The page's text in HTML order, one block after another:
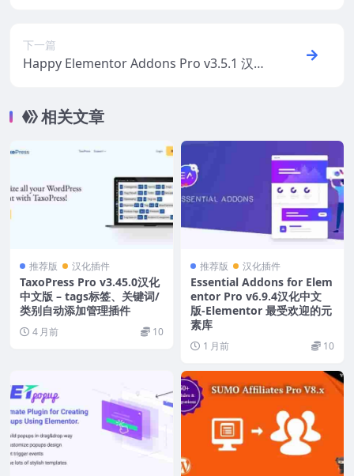
下一篇
Happy Elementor Addons Pro v3.5.1 汉化
相关文章
推荐版 汉化插件
TaxoPress Pro v3.45.0汉化
中文版 – tags标签、关键词/
类别自动添加管理插件
4 月前 10
推荐版 汉化插件
Essential Addons for Elem
entor Pro v6.9.4汉化中文
版-Elementor 最受欢迎的元
素库
1 月前 10